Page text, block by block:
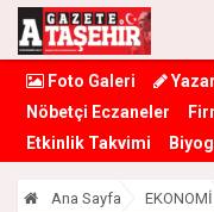
Foto Galeri
Nöbetçi Eczaneler
Etkinlik Takvimi
Ana Sayfa EKONOMİ